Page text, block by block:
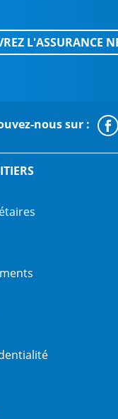
L'ASSURANCE
nous sur :